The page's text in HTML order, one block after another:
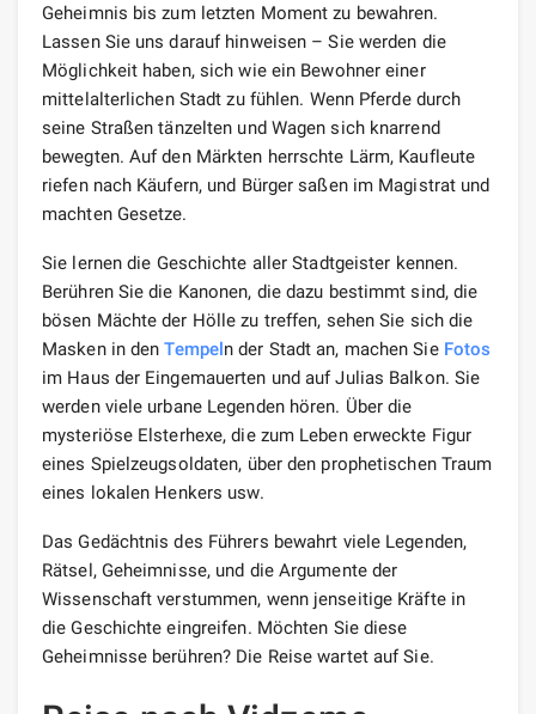
Geheimnis bis zum letzten Moment zu bewahren.
Lassen Sie uns darauf hinweisen – Sie werden die
Möglichkeit haben, sich wie ein Bewohner einer
mittelalterlichen Stadt zu fühlen. Wenn Pferde durch
seine Straßen tänzelten und Wagen sich knarrend
bewegten. Auf den Märkten herrschte Lärm, Kaufleute
riefen nach Käufern, und Bürger saßen im Magistrat und
machten Gesetze.
Sie lernen die Geschichte aller Stadtgeister kennen.
Berühren Sie die Kanonen, die dazu bestimmt sind, die
bösen Mächte der Hölle zu treffen, sehen Sie sich die
Masken in denTempeln der Stadt an, machen Sie Fotos
im Haus der Eingemauerten und auf Julias Balkon. Sie
werden viele urbane Legenden hören. Über die
mysteriöse Elsterhexe, die zum Leben erweckte Figur
eines Spielzeugsoldaten, über den prophetischen Traum
eines lokalen Henkers usw.
Das Gedächtnis des Führers bewahrt viele Legenden,
Rätsel, Geheimnisse, und die Argumente der
Wissenschaft verstummen, wenn jenseitige Kräfte in
die Geschichte eingreifen. Möchten Sie diese
Geheimnisse berühren? Die Reise wartet auf Sie.